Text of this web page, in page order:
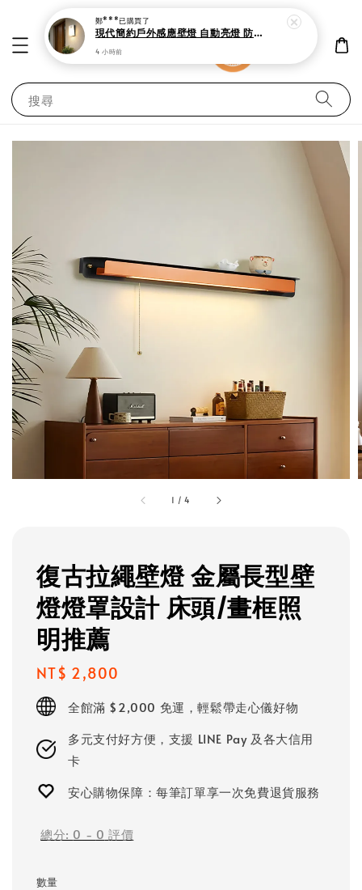
搜尋
1 /4
復古拉繩壁燈 金屬長型壁
燈燈罩設計 床頭/畫框照
明推薦
Regular
price
NT$ 2,800
全館滿 $2,000 免運，輕鬆帶走心儀好物
多元支付好方便，支援 LINE Pay 及各大信用
卡
安心購物保障：每筆訂單享一次免費退貨服務
總分: 0 - 0 評價
數量
鄭***已購買了
現代簡約戶外感應壁燈 自動亮燈 防潑水設計
4 小時前